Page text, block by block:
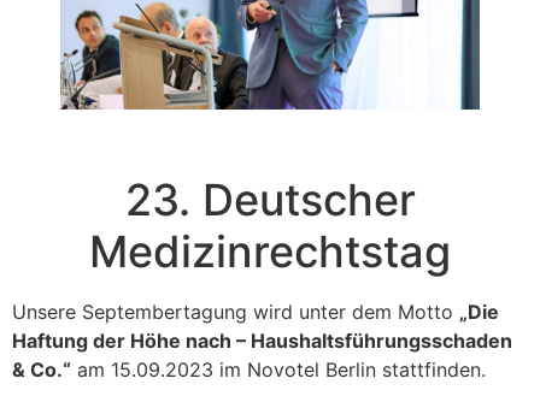
23. Deutscher
Medizinrechtstag
Unsere Septembertagung wird unter dem Motto „Die
Haftung der Höhe nach – Haushaltsführungsschaden
& Co.“ am 15.09.2023 im Novotel Berlin stattfinden.